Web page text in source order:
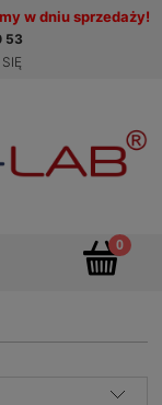
w dniu sprzedaży!
53